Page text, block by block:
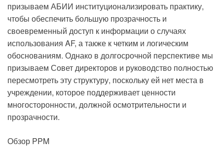
призываем АБИИ институционализировать практику,
чтобы обеспечить большую прозрачность и
своевременный доступ к информации о случаях
использования AF, а также к четким и логическим
обоснованиям. Однако в долгосрочной перспективе мы
призываем Совет директоров и руководство полностью
пересмотреть эту структуру, поскольку ей нет места в
учреждении, которое поддерживает ценности
многосторонности, должной осмотрительности и
прозрачности.
Обзор PPM